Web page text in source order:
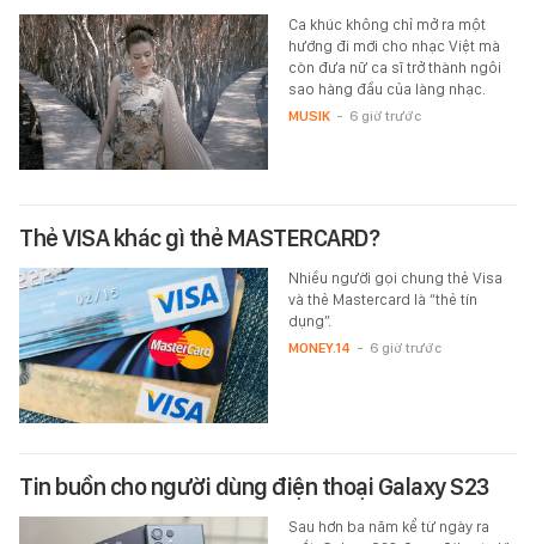
Ca khúc không chỉ mở ra một
hướng đi mới cho nhạc Việt mà
còn đưa nữ ca sĩ trở thành ngôi
sao hàng đầu của làng nhạc.
MUSIK - 6 giờ trước
Thẻ VISA khác gì thẻ MASTERCARD?
Nhiều người gọi chung thẻ Visa
và thẻ Mastercard là “thẻ tín
dụng”.
MONEY.14 - 6 giờ trước
Tin buồn cho người dùng điện thoại Galaxy S23
Sau hơn ba năm kể từ ngày ra